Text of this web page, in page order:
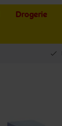
Drogerie